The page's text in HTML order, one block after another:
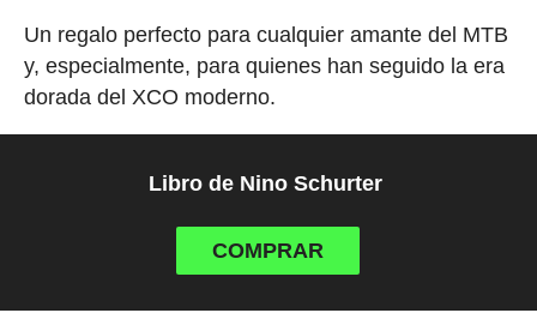
Un regalo perfecto para cualquier amante del MTB
y, especialmente, para quienes han seguido la era
dorada del XCO moderno.
Libro de Nino Schurter
COMPRAR